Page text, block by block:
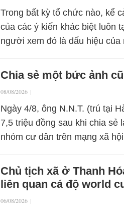
Trong bất kỳ tổ chức nào, kể
của các ý kiến khác biệt luôn
người xem đó là dấu hiệu
Chia sẻ một bức ảnh
08/08/2026 |
Ngày 4/8, ông N.N.T. (trú tại
7,5 triệu đồng sau khi chia sẻ
nhóm cư dân trên mạng xã
Chủ tịch xã ở Thanh
liên quan cá độ world
06/08/2026 |